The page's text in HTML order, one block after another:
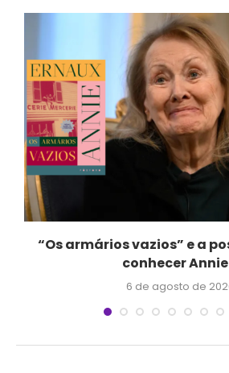
“Os armários vazios” e a
conhecer
6 de agosto de